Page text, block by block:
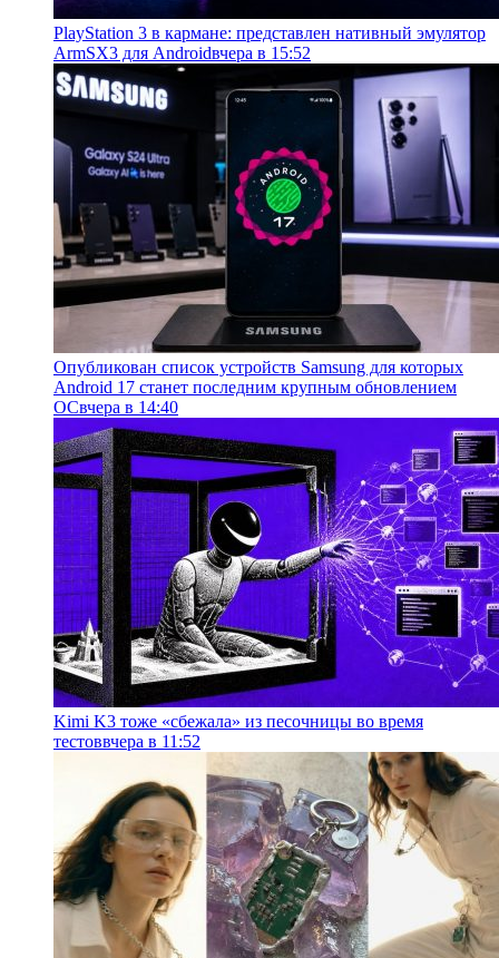
PlayStation 3 в кармане: представлен нативный эмулятор
ArmSX3 для Androidвчера в 15:52
Опубликован список устройств Samsung для которых
Android 17 станет последним крупным обновлением
ОСвчера в 14:40
Kimi K3 тоже «сбежала» из песочницы во время
тестоввчера в 11:52